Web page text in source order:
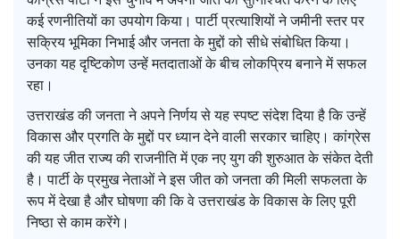
कई रणनीतियों का उपयोग किया। पार्टी प्रत्याशियों ने जमीनी स्तर पर
सक्रिय भूमिका निभाई और जनता के मुद्दों को सीधे संबोधित किया।
उनका यह दृष्टिकोण उन्हें मतदाताओं के बीच लोकप्रिय बनाने में सफल
रहा।
उत्तराखंड की जनता ने अपने निर्णय से यह स्पष्ट संदेश दिया है कि उन्हें
विकास और प्रगति के मुद्दों पर ध्यान देने वाली सरकार चाहिए। कांग्रेस
की यह जीत राज्य की राजनीति में एक नए युग की शुरुआत के संकेत देती
है। पार्टी के प्रमुख नेताओं ने इस जीत को जनता की मिली सफलता के
रूप में देखा है और घोषणा की कि वे उत्तराखंड के विकास के लिए पूरी
निष्ठा से काम करेंगे।